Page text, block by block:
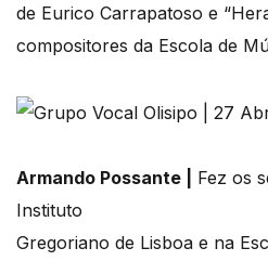
de Eurico Carrapatoso e
compositores da Escola de
Armando Possante |
Fez os
Instituto
Gregoriano de Lisboa e na